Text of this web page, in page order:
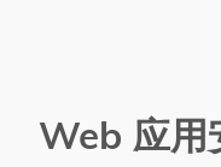
Web 应用